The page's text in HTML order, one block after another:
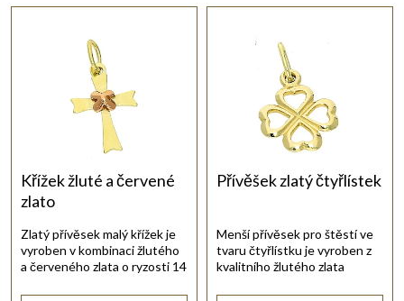
p
r
Nejprodávanější
Abecedně
p
r
o
d
Křížek žluté a červené
zlato
Zlatý přívěsek malý křížek je
vyroben v kombinaci žlutého
a červeného zlata o ryzosti 14
Přívěšek zlatý čtyřlístek
Menší přívěsek pro štěstí ve
tvaru čtyřlístku je vyroben z
kvalitního žlutého zlata